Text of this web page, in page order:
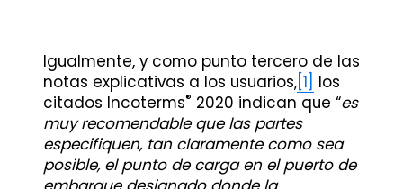
Igualmente, y como punto tercero de las
notas explicativas a los usuarios,[1] los
citados Incoterms® 2020 indican que “es
muy recomendable que las partes
especifiquen, tan claramente como sea
posible, el punto de carga en el puerto de